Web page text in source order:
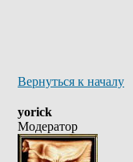
Вернуться к началу
yorick
Модератор